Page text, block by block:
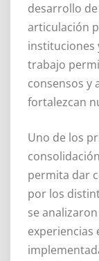
desarrollo
articulación
instituciones
trabajo
consensos y
fortalezcan
Uno de los
permita dar
por los
se
experiencias